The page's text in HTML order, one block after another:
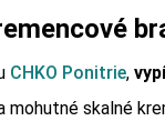
CHKO Ponitrie,
mohutné skalné